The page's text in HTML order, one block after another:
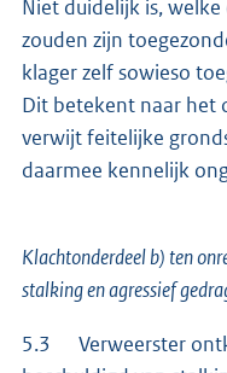
Niet duidelijk is,
zouden zijn
klager zelf sowieso
Dit betekent naar het
verwijt feitelijke
daarmee kennelijk
Klachtonderdeel b) ten
stalking en agressief
5.3 Verweerster